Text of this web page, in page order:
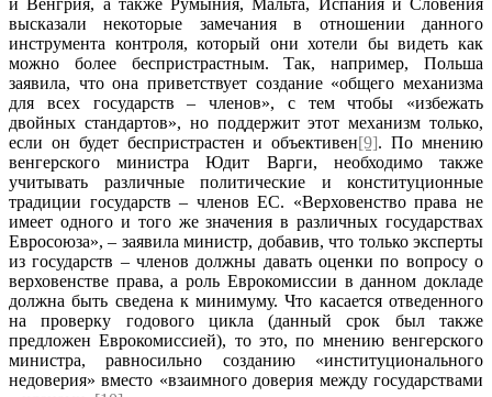
высказали некоторые замечания в отношении данного
инструмента контроля, который они хотели бы видеть как
можно более беспристрастным. Так, например, Польша
заявила, что она приветствует создание «общего механизма
для всех государств – членов», с тем чтобы «избежать
двойных стандартов», но поддержит этот механизм только,
если он будет беспристрастен и объективен[9]. По мнению
венгерского министра Юдит Варги, необходимо также
учитывать различные политические и конституционные
традиции государств – членов ЕС. «Верховенство права не
имеет одного и того же значения в различных государствах
Евросоюза», – заявила министр, добавив, что только эксперты
из государств – членов должны давать оценки по вопросу о
верховенстве права, а роль Еврокомиссии в данном докладе
должна быть сведена к минимуму. Что касается отведенного
на проверку годового цикла (данный срок был также
предложен Еврокомиссией), то это, по мнению венгерского
министра, равносильно созданию «институционального
недоверия» вместо «взаимного доверия между государствами